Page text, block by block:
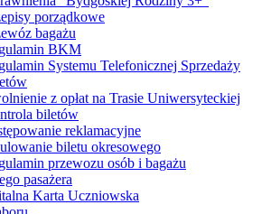
porządkowe
bagażu
BKM
Systemu Telefonicznej Sprzedaży
z opłat na Trasie Uniwersyteckiej
biletów
reklamacyjne
biletu okresowego
przewozu osób i bagażu
pasażera
Karta Uczniowska